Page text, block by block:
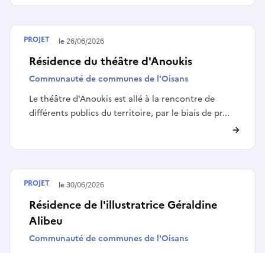
Résidence du théâtre d'Anoukis
Communauté de communes de l'Oisans
Le théâtre d'Anoukis est allé à la rencontre de
différents publics du territoire, par le biais de pr...
Terminé le26/06/2026
PROJET
Résidence de l'illustratrice Géraldine
Alibeu
Communauté de communes de l'Oisans
Terminé le30/06/2026
PROJET